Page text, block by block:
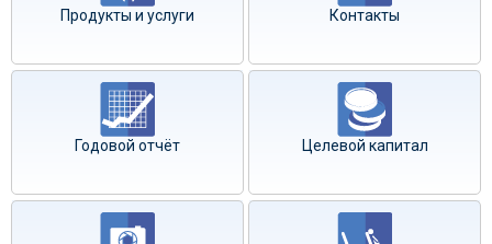
Продукты и услуги Контакты
Годовой отчёт Целевой капитал